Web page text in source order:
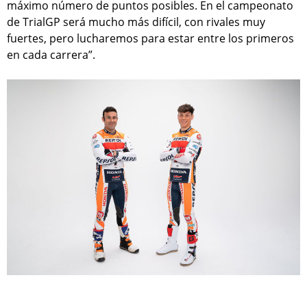
máximo número de puntos posibles. En el campeonato
de TrialGP será mucho más difícil, con rivales muy
fuertes, pero lucharemos para estar entre los primeros
en cada carrera”.